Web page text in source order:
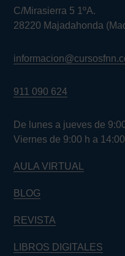
C/Mirasierra 5 1ºA.
28220 Majadahonda
911 090 624
De lunes a jueves de
Viernes de 9:00 h a
AULA VIRTUAL
BLOG
REVISTA
LIBROS DIGITALES